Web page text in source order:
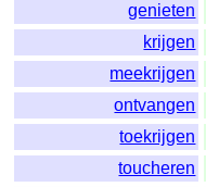
genieten
krijgen
meekrijgen
ontvangen
toekrijgen
toucheren